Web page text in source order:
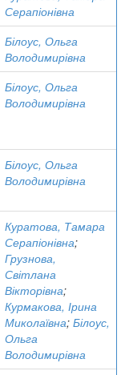
Серапіонівна
Білоус, Ольга
Володимирівна
Білоус, Ольга
Володимирівна
Білоус, Ольга
Володимирівна
Куратова, Тамара
Серапіонівна;
Грузнова,
Світлана
Вікторівна;
Курмакова, Ірина
Миколаївна; Білоус,
Ольга
Володимирівна